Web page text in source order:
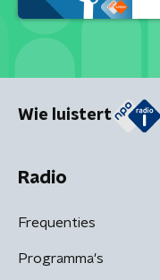
Wie luistert
Radio
Frequenties
Programma's